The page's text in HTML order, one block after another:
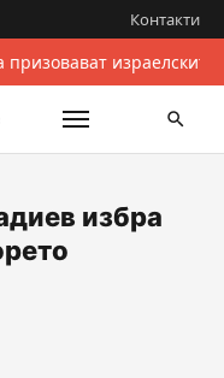
Контакти
избра